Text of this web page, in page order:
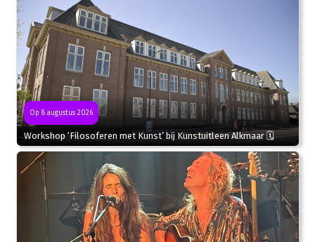
Op 8 augustus 2026
Workshop ‘Filosoferen met Kunst’ bij Kunstuitleen Alkmaar 🗓